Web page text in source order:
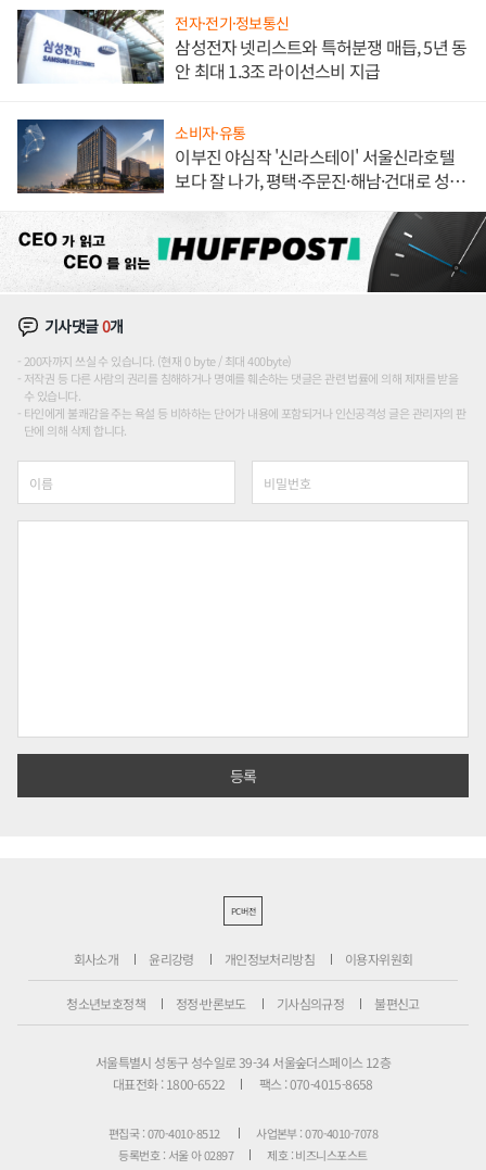
전자·전기·정보통신
삼성전자 넷리스트와 특허분쟁 매듭, 5년 동
안 최대 1.3조 라이선스비 지급
소비자·유통
이부진 야심작 '신라스테이' 서울신라호텔
보다 잘 나가, 평택·주문진·해남·건대로 성
기사댓글0개
200자까지 쓰실 수 있습니다. (현재 0 byte / 최대 400byte)
저작권 등 다른 사람의 권리를 침해하거나 명예를 훼손하는 댓글은 관련 법률에 의해 제재를 받을
수 있습니다.
타인에게 불쾌감을 주는 욕설 등 비하하는 단어가 내용에 포함되거나 인신공격성 글은 관리자의 판
단에 의해 삭제 합니다.
PC버전
회사소개 윤리강령 개인정보처리방침 이용자위원회
청소년보호정책 정정·반론보도 기사심의규정 불편신고
서울특별시 성동구 성수일로 39-34 서울숲더스페이스 12층
대표전화 : 1800-6522
팩스 : 070-4015-8658
편집국 : 070-4010-8512
사업본부 : 070-4010-7078
등록번호 : 서울 아 02897
제호 : 비즈니스포스트